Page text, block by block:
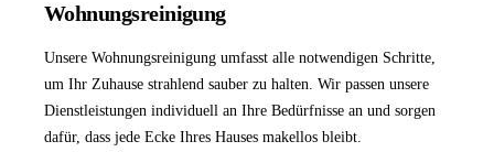
Wohnungsreinigung
Unsere Wohnungsreinigung umfasst alle notwendigen Schritte,
um Ihr Zuhause strahlend sauber zu halten. Wir passen unsere
Dienstleistungen individuell an Ihre Bedürfnisse an und sorgen
dafür, dass jede Ecke Ihres Hauses makellos bleibt.